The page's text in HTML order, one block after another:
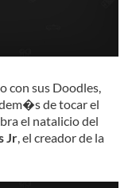
con sus Doodles,
de tocar el
el natalicio del
Jr, el creador de la